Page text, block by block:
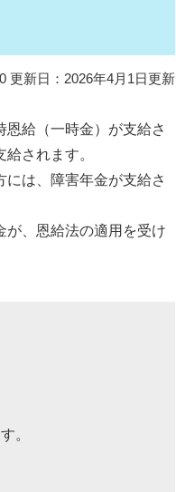
更新日：2026年4月1日更新
給（一時金）が支給さ
されます。
は、障害年金が支給さ
、恩給法の適用を受け
。